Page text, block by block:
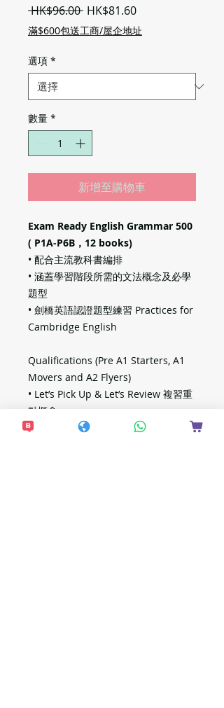
HK$96.00 一
般
HK$81.60促
銷
滿$600包送工商/屋企地址
選項 *
數量 *
新增至購物車
Exam Ready English Grammar 500
( P1A-P6B，12 books)
• 配合主流教科書編排
• 涵蓋學習階段所需的文法概念及必學
題型
• 劍橋英語認證題型練習 Practices for
Cambridge English
Qualifications (Pre A1 Starters, A1
Movers and A2 Flyers)
• Let’s Pick Up & Let’s Review 複習重
點概念
• Test Yourself 鞏固已學過的文法知識